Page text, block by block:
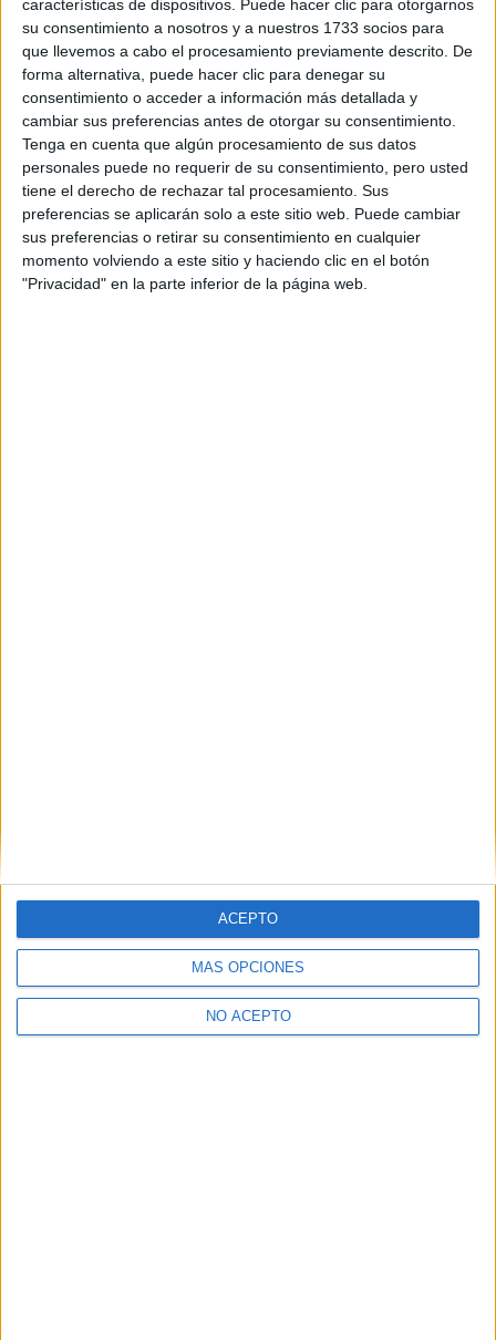
características de dispositivos. Puede hacer clic para otorgarnos
su consentimiento a nosotros y a nuestros 1733 socios para
que llevemos a cabo el procesamiento previamente descrito. De
forma alternativa, puede hacer clic para denegar su
consentimiento o acceder a información más detallada y
cambiar sus preferencias antes de otorgar su consentimiento.
Tenga en cuenta que algún procesamiento de sus datos
personales puede no requerir de su consentimiento, pero usted
tiene el derecho de rechazar tal procesamiento. Sus
preferencias se aplicarán solo a este sitio web. Puede cambiar
sus preferencias o retirar su consentimiento en cualquier
momento volviendo a este sitio y haciendo clic en el botón
"Privacidad" en la parte inferior de la página web.
MÁS OPCIONES
NO ACEPTO
ACEPTO
¿En qué año terminas (o terminaste) bachillerato o FP?
Soy estudiante de:*
Términos y Condiciones de Uso
Aceptolos Términos y Condicionesde uso*
Y como regalo de agradecimiento, por registrarte te daremos
gratis una copia de nuestro ebook con 100 consejos para tu
primer año de universidad